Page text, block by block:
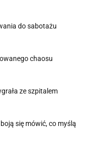
do sabotażu
chaosu
ze szpitalem
się mówić, co myślą